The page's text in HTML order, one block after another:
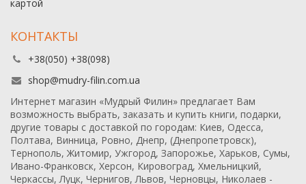
картой
КОНТАКТЫ
+38(050) +38(098)
shop@mudry-filin.com.ua
Интернет магазин «Мудрый Филин» предлагает Вам
возможность выбрать, заказать и купить книги, подарки,
другие товары с доставкой по городам: Киев, Одесса,
Полтава, Винница, Ровно, Днепр, (Днепропетровск),
Тернополь, Житомир, Ужгород, Запорожье, Харьков, Сумы,
Ивано-Франковск, Херсон, Кировоград, Хмельницкий,
Черкассы, Луцк, Чернигов, Львов, Черновцы, Николаев -